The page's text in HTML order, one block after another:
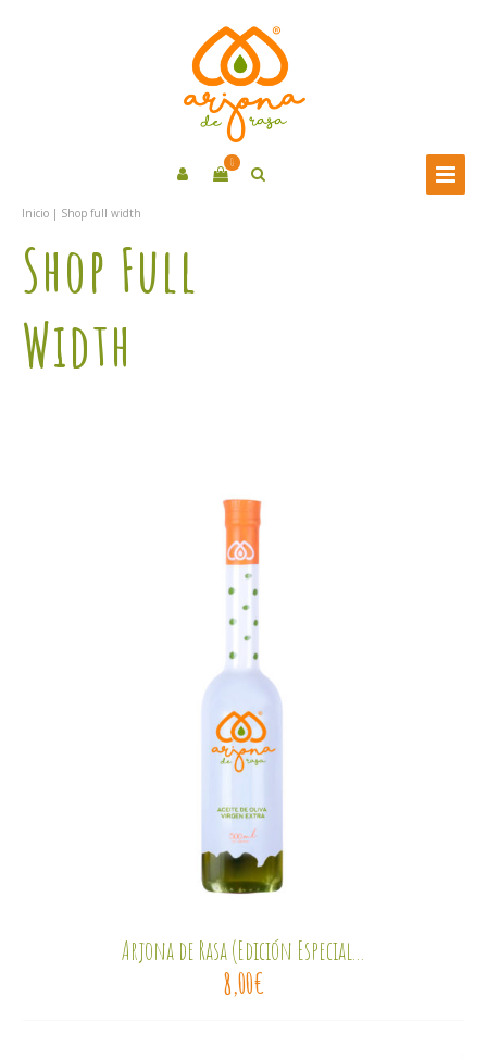
0
Inicio | Shop full width
Shop Full
Width
Arjona de Rasa (Edición Especial...
8,00€